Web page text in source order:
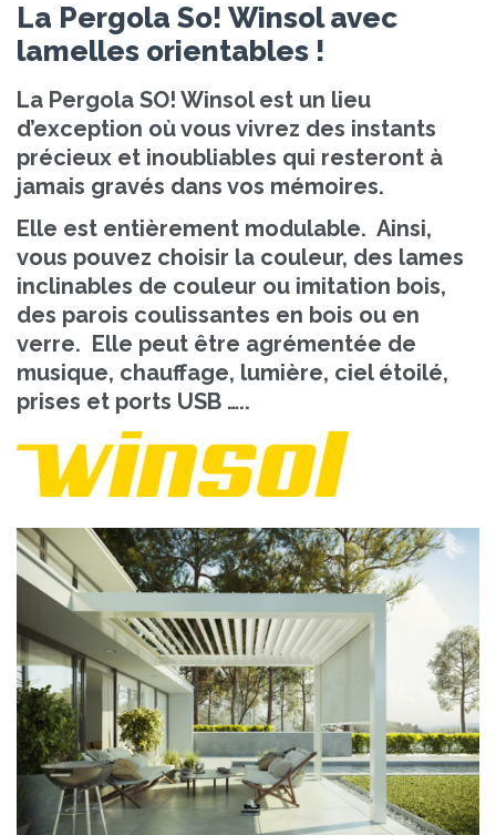
La Pergola So! Winsol avec
lamelles orientables !
La Pergola SO! Winsol est un lieu
d’exception où vous vivrez des instants
précieux et inoubliables qui resteront à
jamais gravés dans vos mémoires.
Elle est entièrement modulable. Ainsi,
vous pouvez choisir la couleur, des lames
inclinables de couleur ou imitation bois,
des parois coulissantes en bois ou en
verre. Elle peut être agrémentée de
musique, chauffage, lumière, ciel étoilé,
prises et ports USB …..